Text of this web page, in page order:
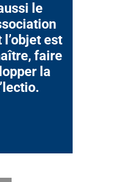
le
est
faire
la